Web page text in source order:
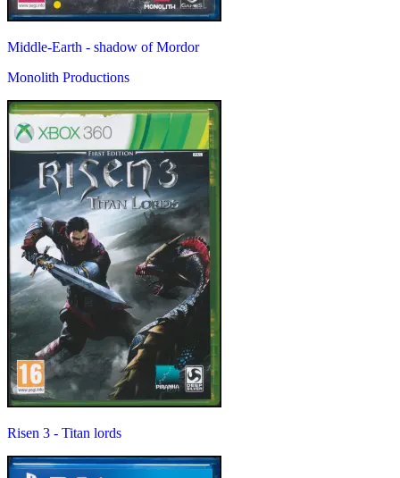
Middle-Earth - shadow of Mordor
Monolith Productions
Risen 3 - Titan lords